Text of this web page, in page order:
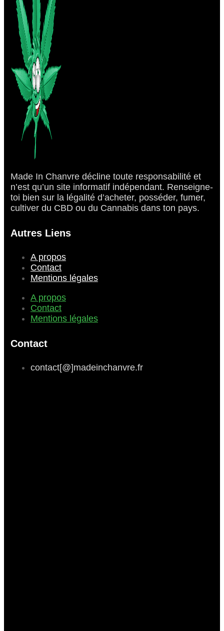
Made In Chanvre décline toute responsabilité et
n’est qu’un site informatif indépendant. Renseigne-
toi bien sur la légalité d’acheter, posséder, fumer,
cultiver du CBD ou du Cannabis dans ton pays.
Autres Liens
A propos
Contact
Mentions légales
A propos
Contact
Mentions légales
Contact
contact[@]madeinchanvre.fr